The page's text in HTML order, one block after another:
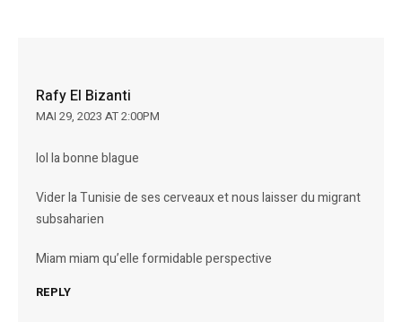
Rafy El Bizanti
MAI 29, 2023 AT 2:00PM
lol la bonne blague
Vider la Tunisie de ses cerveaux et nous laisser du migrant
subsaharien
Miam miam qu’elle formidable perspective
REPLY